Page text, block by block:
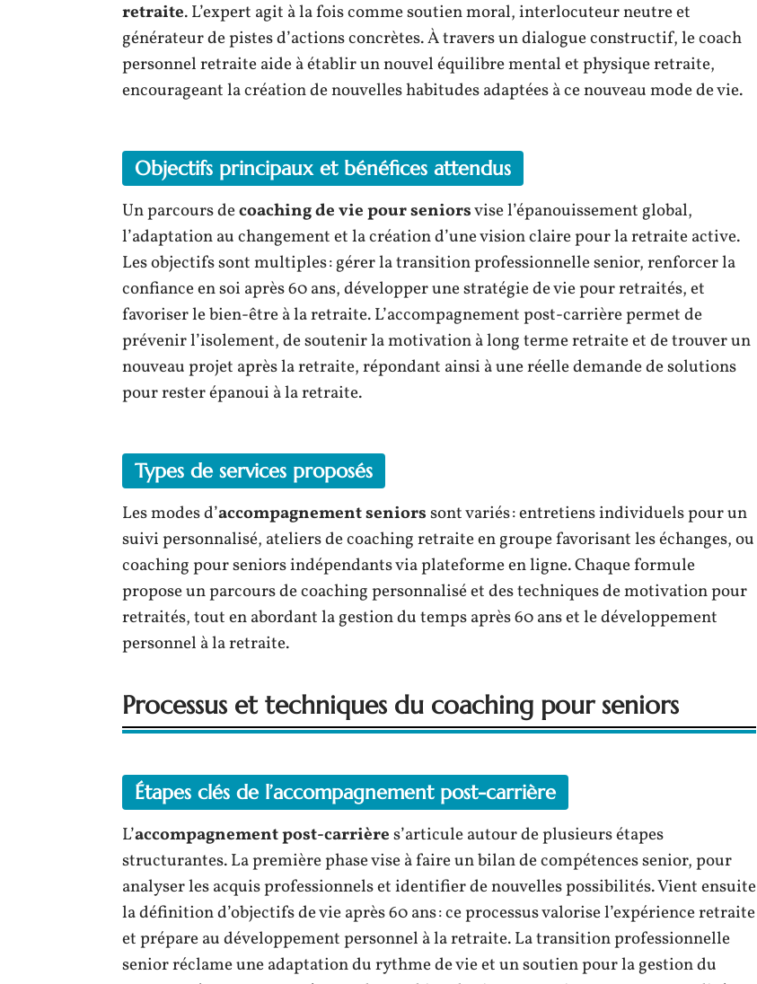
retraite. L’expert agit à la fois comme soutien moral, interlocuteur neutre et
générateur de pistes d’actions concrètes. À travers un dialogue constructif, le coach
personnel retraite aide à établir un nouvel équilibre mental et physique retraite,
encourageant la création de nouvelles habitudes adaptées à ce nouveau mode de vie.
Objectifs principaux et bénéfices attendus
Un parcours decoaching de vie pour seniorsvise l’épanouissement global,
l’adaptation au changement et la création d’une vision claire pour la retraite active.
Les objectifs sont multiples : gérer la transition professionnelle senior, renforcer la
confiance en soi après 60 ans, développer une stratégie de vie pour retraités, et
favoriser le bien-être à la retraite. L’accompagnement post-carrière permet de
prévenir l’isolement, de soutenir la motivation à long terme retraite et de trouver un
nouveau projet après la retraite, répondant ainsi à une réelle demande de solutions
pour rester épanoui à la retraite.
Types de services proposés
Les modes d’accompagnement seniorssont variés : entretiens individuels pour un
suivi personnalisé, ateliers de coaching retraite en groupe favorisant les échanges, ou
coaching pour seniors indépendants via plateforme en ligne. Chaque formule
propose un parcours de coaching personnalisé et des techniques de motivation pour
retraités, tout en abordant la gestion du temps après 60 ans et le développement
personnel à la retraite.
Processus et techniques du coaching pour seniors
Étapes clés de l’accompagnement post-carrière
L’accompagnement post-carrières’articule autour de plusieurs étapes
structurantes. La première phase vise à faire un bilan de compétences senior, pour
analyser les acquis professionnels et identifier de nouvelles possibilités. Vient ensuite
la définition d’objectifs de vie après 60 ans : ce processus valorise l’expérience retraite
et prépare au développement personnel à la retraite. La transition professionnelle
senior réclame une adaptation du rythme de vie et un soutien pour la gestion du